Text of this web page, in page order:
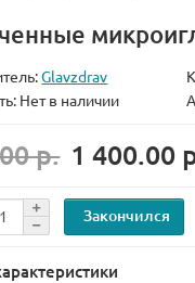
Glavzdrav
Нет в наличии
р. 1 400.00
Закончился